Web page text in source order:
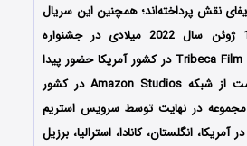
نقش پرداخته‌اند؛ همچنین این سریال
اولین بار در تاریخ 13 ژوئن سال 2022 میلادی در جشنواره
بین‌المللی فیلم Tribeca Film Festival در کشور آمریکا حضور پیدا
کرد سپس در 12 آگوست از شبکه Amazon Studios در کشور
در نهایت توسط سرویس استریم
Amazon Prime Video در آمریکا، انگلستان، کانادا، استرالیا، برزیل